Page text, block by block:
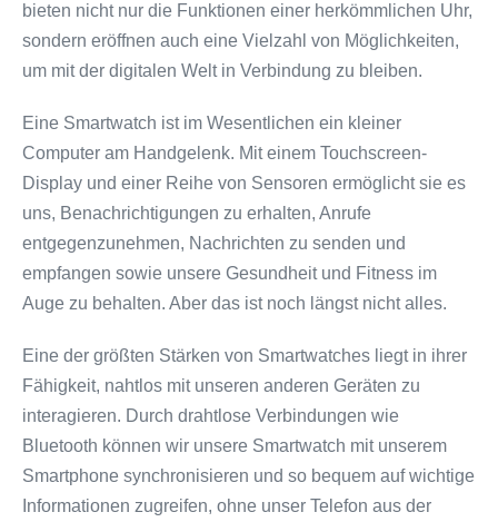
bieten nicht nur die Funktionen einer herkömmlichen Uhr,
sondern eröffnen auch eine Vielzahl von Möglichkeiten,
um mit der digitalen Welt in Verbindung zu bleiben.
Eine Smartwatch ist im Wesentlichen ein kleiner
Computer am Handgelenk. Mit einem Touchscreen-
Display und einer Reihe von Sensoren ermöglicht sie es
uns, Benachrichtigungen zu erhalten, Anrufe
entgegenzunehmen, Nachrichten zu senden und
empfangen sowie unsere Gesundheit und Fitness im
Auge zu behalten. Aber das ist noch längst nicht alles.
Eine der größten Stärken von Smartwatches liegt in ihrer
Fähigkeit, nahtlos mit unseren anderen Geräten zu
interagieren. Durch drahtlose Verbindungen wie
Bluetooth können wir unsere Smartwatch mit unserem
Smartphone synchronisieren und so bequem auf wichtige
Informationen zugreifen, ohne unser Telefon aus der